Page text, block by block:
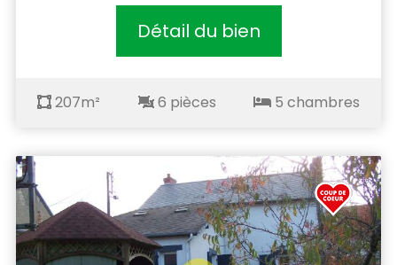
Détail du bien
207m² 6 pièces 5 chambres